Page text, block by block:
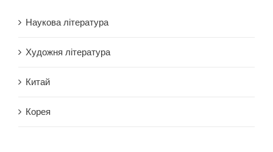
Наукова література
Художня література
Китай
Корея